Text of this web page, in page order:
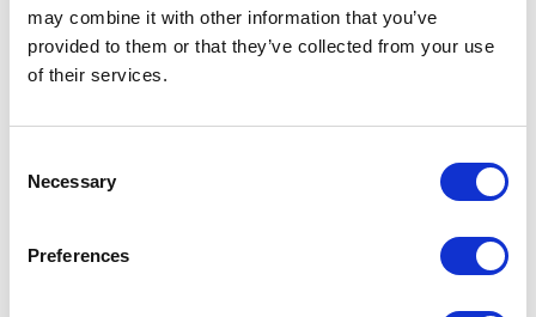
may combine it with other information that you’ve
provided to them or that they’ve collected from your use
of their services.
Selection
Necessary
Preferences